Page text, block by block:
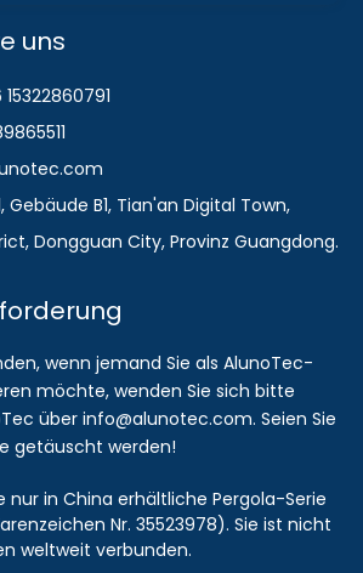
uns
Gebäude B1, Tian'an Digital Town,
Dongguan City, Provinz Guangdong.
wenn jemand Sie als AlunoTec-
möchte, wenden Sie sich bitte
über info@alunotec.com. Seien Sie
getäuscht werden!
nur in China erhältliche Pergola-Serie
Nr. 35523978). Sie ist nicht
weltweit verbunden.